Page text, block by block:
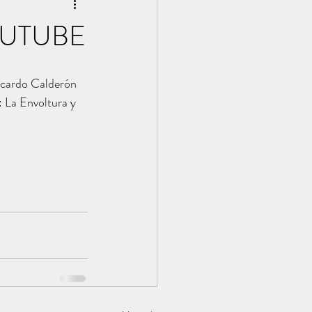
Calderón
La Envoltura y